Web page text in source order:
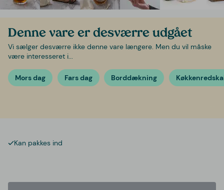
Denne vare er desværre udgået
Vi sælger desværre ikke denne vare længere. Men du vil måske
være interesseret i...
Mors dag Fars dag Borddækning
Kan pakkes ind